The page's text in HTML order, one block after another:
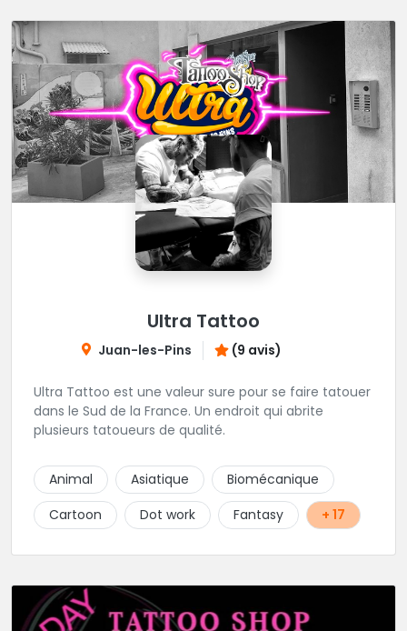
Ultra Tattoo
Juan-les-Pins (9 avis)
Ultra Tattoo est une valeur sure pour se faire tatouer
dans le Sud de la France. Un endroit qui abrite
plusieurs tatoueurs de qualité.
Animal Asiatique
Biomécanique
Cartoon
Dot work Fantasy + 17